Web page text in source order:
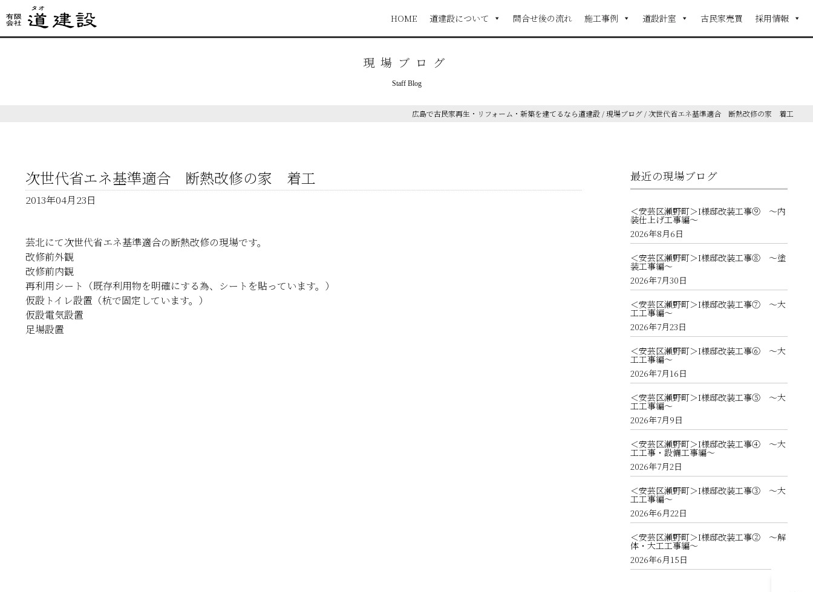
HOME 道建設について 問合せ後の流れ 施工事例 道設計室 古民家売買 採用情報
現場ブログ
Staff Blog
広島で古民家再生・リフォーム・新築を建てるなら道建設 /現場ブログ /次世代省エネ基準適合 断熱改修の家 着工
次世代省エネ基準適合 断熱改修の家 着工
2013年04月23日
芸北にて次世代省エネ基準適合の断熱改修の現場です。
改修前外観
改修前内観
再利用シート（既存利用物を明確にする為、シートを貼っています。）
仮設トイレ設置（杭で固定しています。）
仮設電気設置
足場設置
最近の現場ブログ
＜安芸区瀬野町＞I様邸改装工事⑨ ～内
装仕上げ工事編～
2026年8月6日
＜安芸区瀬野町＞I様邸改装工事⑧ ～塗
装工事編～
2026年7月30日
＜安芸区瀬野町＞I様邸改装工事⑦ ～大
工工事編～
2026年7月23日
＜安芸区瀬野町＞I様邸改装工事⑥ ～大
工工事編～
2026年7月16日
＜安芸区瀬野町＞I様邸改装工事⑤ ～大
工工事編～
2026年7月9日
＜安芸区瀬野町＞I様邸改装工事④ ～大
工工事・設備工事編～
2026年7月2日
＜安芸区瀬野町＞I様邸改装工事③ ～大
工工事編～
2026年6月22日
＜安芸区瀬野町＞I様邸改装工事② ～解
体・大工工事編～
2026年6月15日